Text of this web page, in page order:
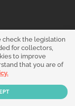
CIF B-73729667 - Calle
check the legislation
for collectors,
to improve
that you are of